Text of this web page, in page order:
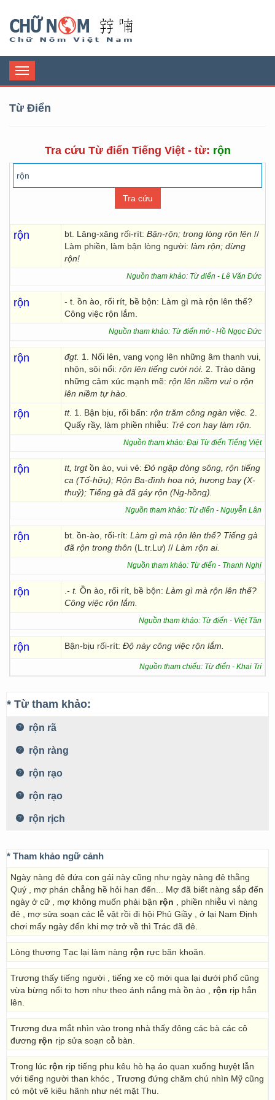
Toggle
navigation
Từ Điển
Tra cứu Từ điển Tiếng Việt - từ: rộn
rộn bt. Lăng-xăng rối-rít: Bận-rộn; trong lòng rộn lên //
Làm phiền, làm bận lòng người: làm rộn; đừng
rộn!
Nguồn tham khảo: Từ điển - Lê Văn Đức
rộn
- t. ồn ào, rối rít, bề bộn: Làm gì mà rộn lên thế?
Công việc rộn lắm.
Nguồn tham khảo: Từ điển mở - Hồ Ngọc Đức
rộn đgt. 1. Nổi lên, vang vọng lên những âm thanh vui,
nhộn, sôi nổi: rộn lên tiếng cười nói. 2. Trào dâng
những cảm xúc mạnh mẽ: rộn lên niềm vuio rộn
lên niềm tự hào.
rộn tt. 1. Bận bịu, rối bấn: rộn trăm công ngàn việc. 2.
Quấy rầy, làm phiền nhiễu: Trẻ con hay làm rộn.
Nguồn tham khảo: Đại Từ điển Tiếng Việt
rộn tt, trgtồn ào, vui vẻ: Đỏ ngập dòng sông, rộn tiếng
ca (Tố-hữu); Rộn Ba-đình hoa nở, hương bay (X-
thuỷ); Tiếng gà đã gáy rộn (Ng-hồng).
Nguồn tham khảo: Từ điển - Nguyễn Lân
rộn bt. ồn-ào, rối-rít: Làm gì mà rộn lên thế? Tiếng gà
đã rộn trong thôn (L.tr.Lư) // Làm rộn ai.
Nguồn tham khảo: Từ điển - Thanh Nghị
rộn .- t. Ồn ào, rối rít, bề bộn: Làm gì mà rộn lên thế?
Công việc rộn lắm.
Nguồn tham khảo: Từ điển - Việt Tân
rộn Bận-bịu rối-rít: Độ này công việc rộn lắm.
Nguồn tham chiếu: Từ điển - Khai Trí
* Từ tham khảo:
rộn rã
rộn ràng
rộn rạo
rộn rạo
rộn rịch
* Tham khảo ngữ cảnh
Ngày nàng đẻ đứa con gái này cũng như ngày nàng đẻ thằng
Quý , mợ phán chẳng hề hỏi han đến... Mợ đã biết nàng sắp đến
ngày ở cữ , mợ không muốn phải bận rộn , phiền nhiễu vì nàng
đẻ , mợ sửa soạn các lễ vật rồi đi hội Phủ Giầy , ở lại Nam Định
chơi mấy ngày đến khi mợ trở về thì Trác đã đẻ.
Lòng thương Tạc lại làm nàng rộn rực băn khoăn.
Trương thấy tiếng người , tiếng xe cộ mới qua lại dưới phố cũng
vừa bừng nổi to hơn như theo ánh nắng mà ồn ào , rộn rịp hẳn
lên.
Trương đưa mắt nhìn vào trong nhà thấy đông các bà các cô
đương rộn rịp sửa soạn cỗ bàn.
Trong lúc rộn rịp tiếng phu kêu hò hạ áo quan xuống huyệt lẫn
với tiếng người than khóc , Trương đứng chăm chú nhìn Mỹ cũng
có một vẽ kiêu hãnh như nét mặt Thu.